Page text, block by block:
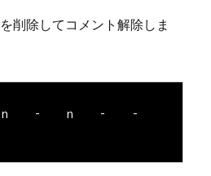
削除してコメント解除しま
n    -    n    -    -